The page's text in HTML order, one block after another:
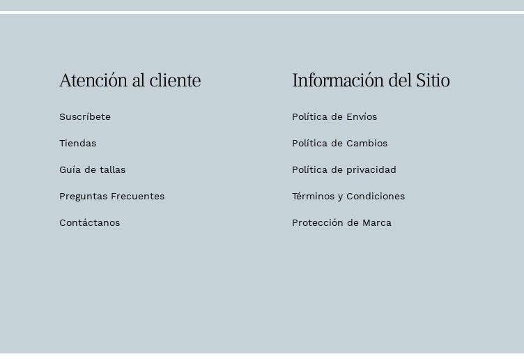
Atención al cliente
Suscríbete
Tiendas
Guía de tallas
Preguntas Frecuentes
Contáctanos
Información del Sitio
Política de Envíos
Política de Cambios
Política de privacidad
Términos y Condiciones
Protección de Marca